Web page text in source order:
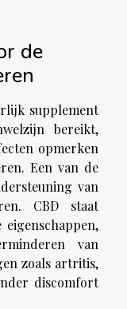
de
supplement
bereikt,
opmerken
Een van de
van
CBD staat
van
zoals artritis,
discomfort